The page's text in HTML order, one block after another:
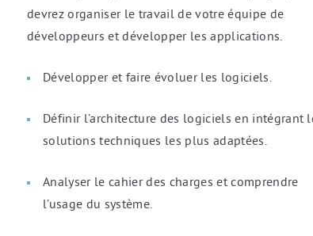
devrez organiser le travail de votre équipe de
développeurs et développer les applications.
Développer et faire évoluer les logiciels.
Définir l’architecture des logiciels en intégrant
solutions techniques les plus adaptées.
Analyser le cahier des charges et comprendre
l’usage du système.